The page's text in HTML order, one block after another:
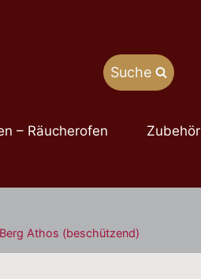
Suche
– Räucherofen Zubehör
Athos (beschützend)